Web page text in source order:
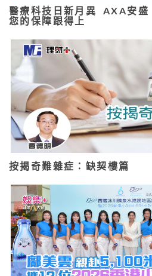
醫療科技日新月異 AXA安盛
您的保障跟得上
按揭奇難雜症：缺契樓篇